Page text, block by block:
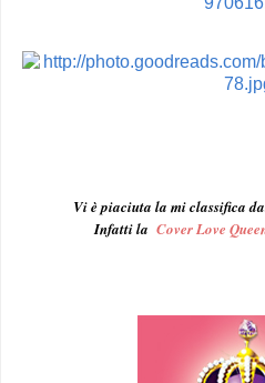
Vi è piaciuta la mi classifica
Infatti la Cover Love